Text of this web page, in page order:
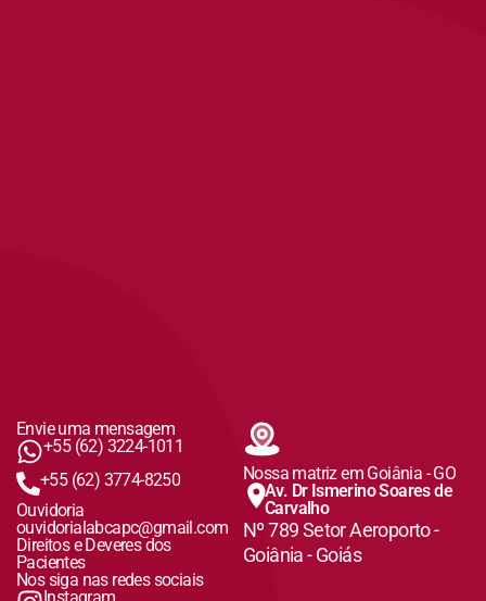
Envie uma mensagem
+55 (62) 3224-1011
+55 (62) 3774-8250
Ouvidoria
ouvidorialabcapc@gmail.com
Direitos e Deveres dos
Pacientes
Nos siga nas redes sociais
Instagram
Nossa matriz em Goiânia - GO
Av. Dr Ismerino Soares de
Carvalho
Nº 789 Setor Aeroporto -
Goiânia - Goiás